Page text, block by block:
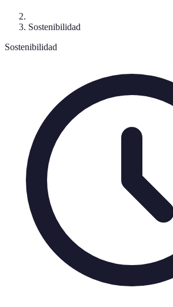
Sostenibilidad
Sostenibilidad